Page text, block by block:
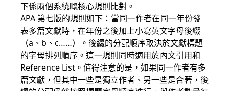
下係兩個系統嘅核心規則比對。
APA 第七版的規則如下：當同一作者在同一年份發
表多篇文獻時，在年份之後加上小寫英文字母後綴
（a、b、c……）。後綴的分配順序取決於文獻標題
的字母排列順序。這一規則同時適用於內文引用和
Reference List。值得注意的是，如果同一作者有多
篇文獻，但其中一些是獨立作者、另一些是合著，後